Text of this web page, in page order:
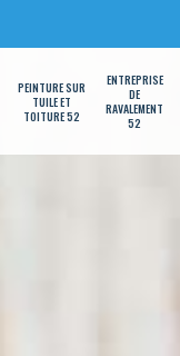
PEINTURE SUR
TUILE ET
TOITURE 52
ENTREPRISE
DE
RAVALEMENT
52